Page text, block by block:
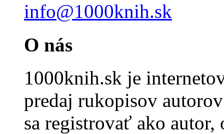
info@1000knih.sk
O nás
1000knih.sk je
predaj rukopisov
sa registrovať ako